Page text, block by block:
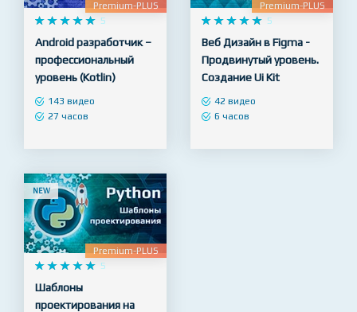
Premium-PLUS
    
     5
Android разработчик –
профессиональный
уровень (Kotlin)
143 видео
27 часов
Premium-PLUS
    
     5
Веб Дизайн в Figma -
Продвинутый уровень.
Создание Ui Kit
42 видео
6 часов
NEW
Premium-PLUS
    
     5
Шаблоны
проектирования на